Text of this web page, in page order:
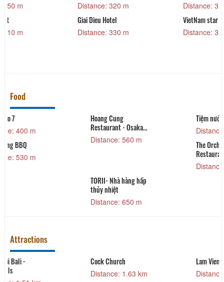
Distance: 320 m Distance: 320 m
Giai Dieu Hotel
Distance: 330 m
VietNam star
Distance: 330 m
Food
Restaurant - Osaka
Distance: 560 m
Tiệm nướng Lửng Lơ
Distance: 570 m
The Orchid Coffee and
Distance: 600 m
TORII- Nhà hàng hấp
Distance: 650 m
Attractions
Distance: 1.63 km Distance: 1.77 km